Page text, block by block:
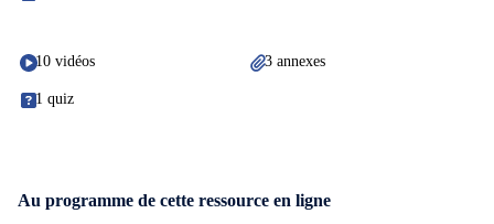
10 vidéos 3 annexes
1 quiz
Au programme de cette ressource en ligne